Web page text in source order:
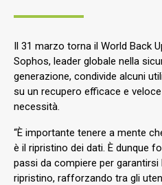
Il 31 marzo torna il World Back
Sophos, leader globale nella
generazione, condivide alcuni
su un recupero efficace e
necessità.
“È importante tenere a mente
è il ripristino dei dati. È dunque
passi da compiere per garantirsi
ripristino, rafforzando tra gli